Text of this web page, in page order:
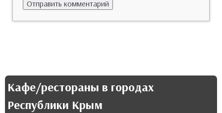
Кафе/рестораны в городах
Республики Крым